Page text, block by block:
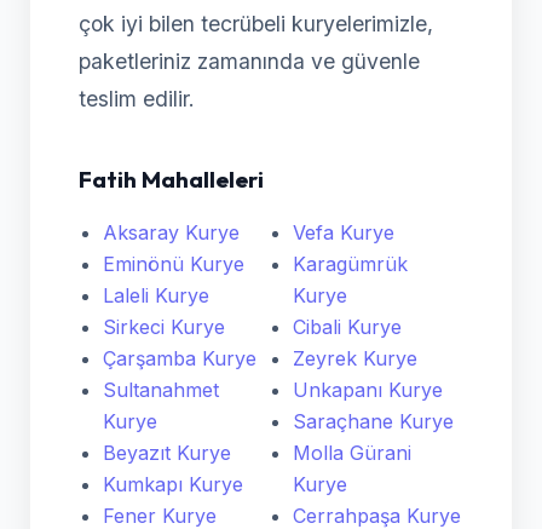
çok iyi bilen tecrübeli kuryelerimizle,
paketleriniz zamanında ve güvenle
teslim edilir.
Fatih Mahalleleri
Aksaray Kurye
Eminönü Kurye
Laleli Kurye
Sirkeci Kurye
Çarşamba Kurye
Sultanahmet
Kurye
Beyazıt Kurye
Kumkapı Kurye
Fener Kurye
Vefa Kurye
Karagümrük
Kurye
Cibali Kurye
Zeyrek Kurye
Unkapanı Kurye
Saraçhane Kurye
Molla Gürani
Kurye
Cerrahpaşa Kurye